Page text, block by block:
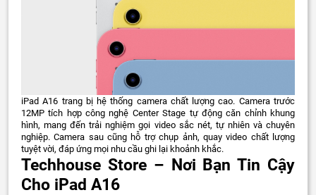
iPad A16 trang bị hệ thống camera chất lượng cao. Camera trước
12MP tích hợp công nghệ Center Stage tự động căn chỉnh khung
hình, mang đến trải nghiệm gọi video sắc nét, tự nhiên và chuyên
nghiệp. Camera sau cũng hỗ trợ chụp ảnh, quay video chất lượng
tuyệt vời, đáp ứng mọi nhu cầu ghi lại khoảnh khắc.
Techhouse Store – Nơi Bạn Tin Cậy
Cho iPad A16